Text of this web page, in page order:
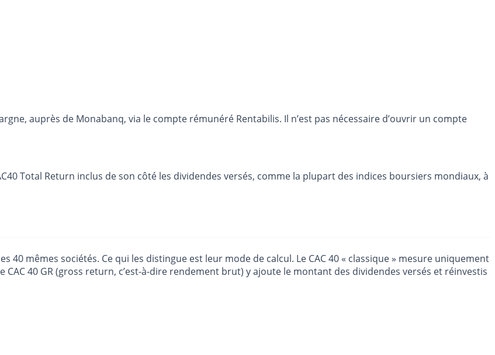
auprès de Monabanq, via le compte rémunéré Rentabilis. Il n’est pas nécessaire d’ouvrir un compte
Total Return inclus de son côté les dividendes versés, comme la plupart des indices boursiers mondiaux, à
40 mêmes sociétés. Ce qui les distingue est leur mode de calcul. Le CAC 40 « classique » mesure uniquement
CAC 40 GR (gross return, c’est-à-dire rendement brut) y ajoute le montant des dividendes versés et réinvestis